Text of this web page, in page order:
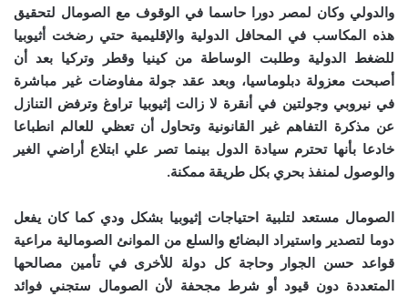
والدولي وكان لمصر دورا حاسما في الوقوف مع الصومال لتحقيق
هذه المكاسب في المحافل الدولية والإقليمية حتي رضخت أثيوبيا
للضغط الدولية وطلبت الوساطة من كينيا وقطر وتركيا بعد أن
أصبحت معزولة دبلوماسيا، وبعد عقد جولة مفاوضات غير مباشرة
في نيروبي وجولتين في أنقرة لا زالت إثيوبيا تراوغ وترفض التنازل
عن مذكرة التفاهم غير القانونية وتحاول أن تعظي للعالم انطباعا
خادعا بأنها تحترم سيادة الدول بينما تصر علي ابتلاع أراضي الغير
والوصول لمنفذ بحري بكل طريقة ممكنة.
الصومال مستعد لتلبية احتياجات إثيوبيا بشكل ودي كما كان يفعل
دوما لتصدير واستيراد البضائع والسلع من الموانئ الصومالية مراعية
قواعد حسن الجوار وحاجة كل دولة للأخرى في تأمين مصالحها
المتعددة دون قيود أو شرط مجحفة لأن الصومال ستجني فوائد